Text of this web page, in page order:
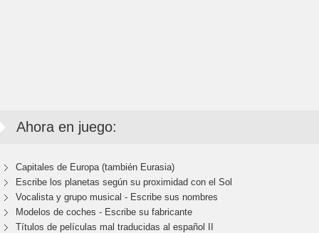
Ahora en juego:
Capitales de Europa (también Eurasia)
Escribe los planetas según su proximidad con el Sol
Vocalista y grupo musical - Escribe sus nombres
Modelos de coches - Escribe su fabricante
Títulos de películas mal traducidas al español II